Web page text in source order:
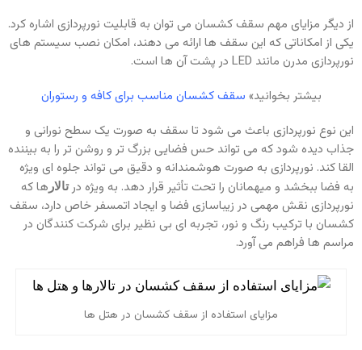
از دیگر مزایای مهم سقف کشسان می‌ توان به قابلیت نورپردازی اشاره کرد.
یکی از امکاناتی که این سقف‌ ها ارائه می‌ دهند، امکان نصب سیستم‌ های
نورپردازی مدرن مانند LED در پشت آن‌ ها است.
بیشتر بخوانید» سقف کشسان مناسب برای کافه و رستوران
این نوع نورپردازی باعث می‌ شود تا سقف به صورت یک سطح نورانی و
جذاب دیده شود که می‌ تواند حس فضایی بزرگ‌ تر و روشن‌ تر را به بیننده
القا کند. نورپردازی به صورت هوشمندانه و دقیق می‌ تواند جلوه‌ ای ویژه
به فضا ببخشد و میهمانان را تحت تأثیر قرار دهد. به‌ ویژه درتالار ها که
نورپردازی نقش مهمی در زیباسازی فضا و ایجاد اتمسفر خاص دارد، سقف
کشسان با ترکیب رنگ و نور، تجربه‌ ای بی‌ نظیر برای شرکت‌ کنندگان در
مراسم‌ ها فراهم می‌ آورد.
مزایای استفاده از سقف کشسان در هتل‌ ها